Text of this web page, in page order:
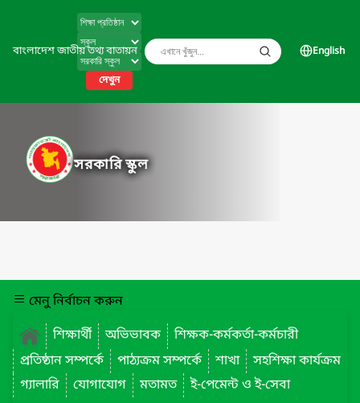
বাংলাদেশ জাতীয় তথ্য বাতায়ন
দেখুন
English
সরকারি স্কুল
মেনু নির্বাচন করুন
শিক্ষার্থী
অভিভাবক
শিক্ষক-কর্মকর্তা-কর্মচারী
প্রতিষ্ঠান সম্পর্কে
পাঠ্যক্রম সম্পর্কে শাখা
সহশিক্ষা কার্যক্রম
গ্যালারি
যোগাযোগ মতামত ই-পেমেন্ট ও ই-সেবা